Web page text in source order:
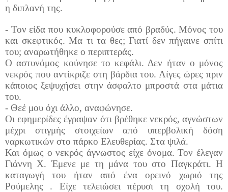
η διπλανή της.
- Τον είδα που κυκλοφορούσε από βραδύς. Μόνος του
και σκεφτικός. Μα τι τα θες; Γιατί δεν πήγαινε σπίτι
του; αναρωτήθηκε ο περιπτεράς.
Ο αστυνόμος κούνησε το κεφάλι. Δεν ήταν ο μόνος
νεκρός που αντίκριζε στη βάρδια του. Λίγες ώρες πριν
κάποιος ξεψυχήσει στην άσφαλτο μπροστά στα μάτια
του.
- Θεέ μου όχι άλλο, αναφώνησε.
Οι εφημερίδες έγραψαν ότι βρέθηκε νεκρός, αγνώστων
μέχρι στιγμής στοιχείων από υπερβολική δόση
ναρκωτικών στο πάρκο Ελευθερίας. Στα ψιλά.
Και όμως ο νεκρός άγνωστος είχε όνομα. Τον έλεγαν
Γιάννη Χ. Έμενε με τη μάνα του στο Παγκράτι. Η
καταγωγή του ήταν από ένα ορεινό χωριό της
Ρούμελης . Είχε τελειώσει πέρυσι τη σχολή του.